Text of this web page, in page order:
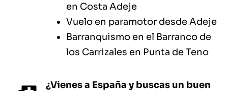
en Costa Adeje
Vuelo en paramotor desde Adeje
Barranquismo en el Barranco de
los Carrizales en Punta de Teno
¿Vienes a España y buscas un buen